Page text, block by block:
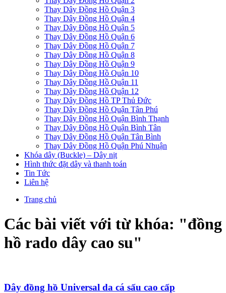
Thay Dây Đồng Hồ Quận 3
Thay Dây Đồng Hồ Quận 4
Thay Dây Đồng Hồ Quận 5
Thay Dây Đồng Hồ Quận 6
Thay Dây Đồng Hồ Quận 7
Thay Dây Đồng Hồ Quận 8
Thay Dây Đồng Hồ Quận 9
Thay Dây Đồng Hồ Quận 10
Thay Dây Đồng Hồ Quận 11
Thay Dây Đồng Hồ Quận 12
Thay Dây Đồng Hồ TP Thủ Đức
Thay Dây Đồng Hồ Quận Tân Phú
Thay Dây Đồng Hồ Quận Bình Thạnh
Thay Dây Đồng Hồ Quận Bình Tân
Thay Dây Đồng Hồ Quận Tân Bình
Thay Dây Đồng Hồ Quận Phú Nhuận
Khóa dây (Buckle) – Dây nịt
Hình thức đặt dây và thanh toán
Tin Tức
Liên hệ
Trang chủ
Các bài viết với từ khóa: "đồng
hồ rado dây cao su"
Dây đồng hồ Universal da cá sấu cao cấp